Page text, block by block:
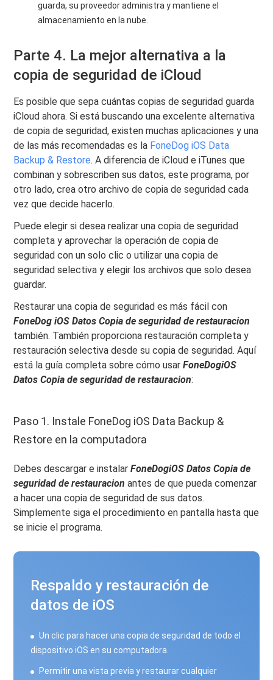
guarda, su proveedor administra y mantiene el
almacenamiento en la nube.
Parte 4. La mejor alternativa a la
copia de seguridad de iCloud
Es posible que sepa cuántas copias de seguridad guarda
iCloud ahora. Si está buscando una excelente alternativa
de copia de seguridad, existen muchas aplicaciones y una
de las más recomendadas es la FoneDog iOS Data
Backup & Restore. A diferencia de iCloud e iTunes que
combinan y sobrescriben sus datos, este programa, por
otro lado, crea otro archivo de copia de seguridad cada
vez que decide hacerlo.
Puede elegir si desea realizar una copia de seguridad
completa y aprovechar la operación de copia de
seguridad con un solo clic o utilizar una copia de
seguridad selectiva y elegir los archivos que solo desea
guardar.
Restaurar una copia de seguridad es más fácil con
FoneDogiOSDatos Copia de seguridad de restauracion
también. También proporciona restauración completa y
restauración selectiva desde su copia de seguridad. Aquí
está la guía completa sobre cómo usarFoneDogiOS
DatosCopia de seguridad de restauracion:
Paso 1. Instale FoneDog iOS Data Backup &
Restore en la computadora
Debes descargar e instalarFoneDogiOSDatosCopia de
seguridad de restauracion antes de que pueda comenzar
a hacer una copia de seguridad de sus datos.
Simplemente siga el procedimiento en pantalla hasta que
se inicie el programa.
Respaldo y restauración de
datos de iOS
Un clic para hacer una copia de seguridad de todo el
dispositivo iOS en su computadora.
Permitir una vista previa y restaurar cualquier